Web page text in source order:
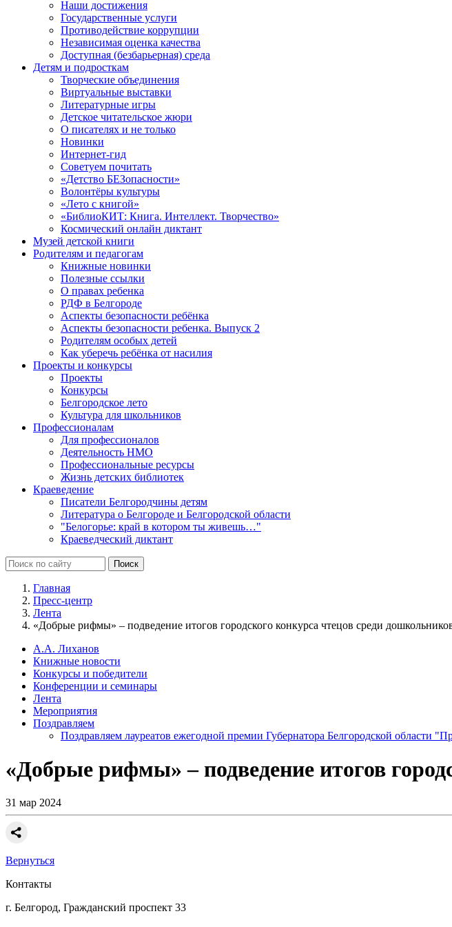
Наши достижения
Государственные услуги
Противодействие коррупции
Независимая оценка качества
Доступная (безбарьерная) среда
Детям и подросткам
Творческие объединения
Виртуальные выставки
Литературные игры
Детское читательское жюри
О писателях и не только
Новинки
Интернет-гид
Советуем почитать
«Детство БЕЗопасности»
Волонтёры культуры
«Лето с книгой»
«БиблиоКИТ: Книга. Интеллект. Творчество»
Космический онлайн диктант
Музей детской книги
Родителям и педагогам
Книжные новинки
Полезные ссылки
О правах ребенка
РДФ в Белгороде
Аспекты безопасности ребёнка
Аспекты безопасности ребенка. Выпуск 2
Родителям особых детей
Как уберечь ребёнка от насилия
Проекты и конкурсы
Проекты
Конкурсы
Белгородское лето
Культура для школьников
Профессионалам
Для профессионалов
Деятельность НМО
Профессиональные ресурсы
Жизнь детских библиотек
Краеведение
Писатели Белгородчины детям
Литература о Белгороде и Белгородской области
"Белогорье: край в котором ты живешь…"
Краеведческий диктант
Главная
Пресс-центр
Лента
«Добрые рифмы» – подведение итогов городского конкурса чтецов среди
А.А. Лиханов
Книжные новости
Конкурсы и победители
Конференции и семинары
Лента
Мероприятия
Поздравляем
Поздравляем лауреатов ежегодной премии Губернатора Белгородской области
«Добрые рифмы» – подведение итогов
31 мар 2024
Вернуться
Контакты
г. Белгород, Гражданский проспект 33